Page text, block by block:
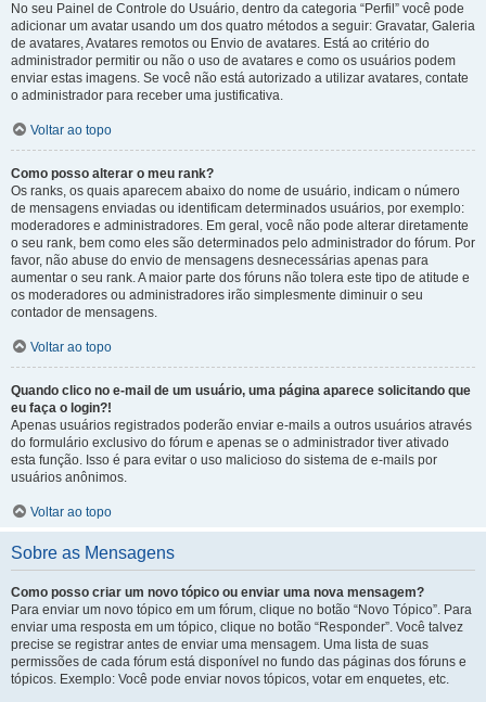
No seu Painel de Controle do Usuário, dentro da categoria “Perfil” você pode
adicionar um avatar usando um dos quatro métodos a seguir: Gravatar, Galeria
de avatares, Avatares remotos ou Envio de avatares. Está ao critério do
administrador permitir ou não o uso de avatares e como os usuários podem
enviar estas imagens. Se você não está autorizado a utilizar avatares, contate
o administrador para receber uma justificativa.
Voltar ao topo
Como posso alterar o meu rank?
Os ranks, os quais aparecem abaixo do nome de usuário, indicam o número
de mensagens enviadas ou identificam determinados usuários, por exemplo:
moderadores e administradores. Em geral, você não pode alterar diretamente
o seu rank, bem como eles são determinados pelo administrador do fórum. Por
favor, não abuse do envio de mensagens desnecessárias apenas para
aumentar o seu rank. A maior parte dos fóruns não tolera este tipo de atitude e
os moderadores ou administradores irão simplesmente diminuir o seu
contador de mensagens.
Voltar ao topo
Quando clico no e-mail de um usuário, uma página aparece solicitando que
eu faça o login?!
Apenas usuários registrados poderão enviar e-mails a outros usuários através
do formulário exclusivo do fórum e apenas se o administrador tiver ativado
esta função. Isso é para evitar o uso malicioso do sistema de e-mails por
usuários anônimos.
Voltar ao topo
Sobre as Mensagens
Como posso criar um novo tópico ou enviar uma nova mensagem?
Para enviar um novo tópico em um fórum, clique no botão “Novo Tópico”. Para
enviar uma resposta em um tópico, clique no botão “Responder”. Você talvez
precise se registrar antes de enviar uma mensagem. Uma lista de suas
permissões de cada fórum está disponível no fundo das páginas dos fóruns e
tópicos. Exemplo: Você pode enviar novos tópicos, votar em enquetes, etc.